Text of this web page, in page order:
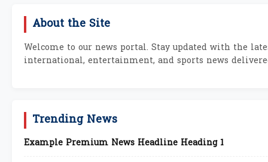
About the Site
Welcome to our news portal. Stay updated with the
international, entertainment, and sports news
Trending News
Example Premium News Headline Heading 1